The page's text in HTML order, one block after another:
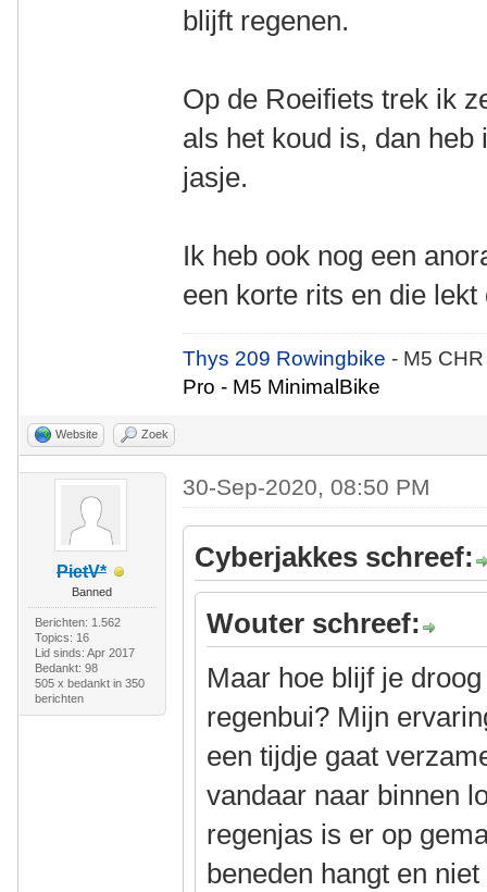
blijft regenen.
Op de Roeifiets trek ik
als het koud is, dan
jasje.
Ik heb ook nog een
een korte rits en die
Thys 209 Rowingbike- M5
Pro - M5 MinimalBike
Website Zoek
PietV*
Banned
Berichten: 1.562
Topics: 16
Lid sinds: Apr 2017
Bedankt: 98
505 x bedankt in 350
berichten
30-Sep-2020, 08:50 PM
Cyberjakkes schreef:
Wouter schreef:
Maar hoe blijf je
regenbui? Mijn
een tijdje gaat
vandaar naar binnen
regenjas is er op
beneden hangt en